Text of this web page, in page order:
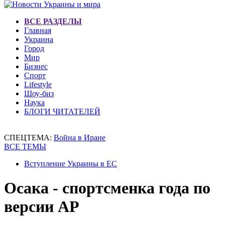
ВСЕ РАЗДЕЛЫ
Главная
Украина
Город
Мир
Бизнес
Спорт
Lifestyle
Шоу-биз
Наука
БЛОГИ ЧИТАТЕЛЕЙ
СПЕЦТЕМА: Война в Иране
ВСЕ ТЕМЫ
Вступление Украины в ЕС
Осака - спортсменка года по
версии AP